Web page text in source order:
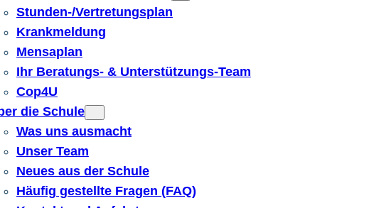
Stunden-/Vertretungsplan
Krankmeldung
Mensaplan
Ihr Beratungs- & Unterstützungs-Team
Cop4U
die Schule
Was uns ausmacht
Unser Team
Neues aus der Schule
Häufig gestellte Fragen (FAQ)